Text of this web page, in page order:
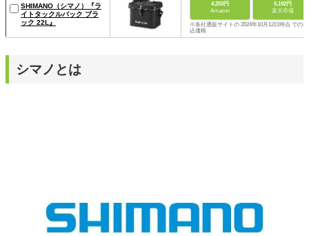
SHIMANO（シマノ）『ラ
イトタックルバック ブラ
ック 22L』
4,253円
Amazon
5,192円
楽天市場
※各社通販サイトの 2024年10月12日時点 での税
込価格
シマノとは